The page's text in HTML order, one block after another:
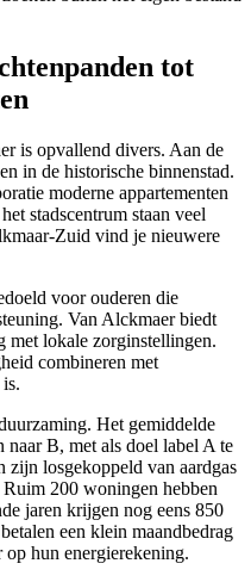
tot
is opvallend divers. Aan de
in de historische binnenstad.
moderne appartementen
stadscentrum staan veel
Zuid vind je nieuwere
voor ouderen die
Van Alckmaer biedt
met lokale zorginstellingen.
combineren met
Het gemiddelde
naar B, met als doel label A te
losgekoppeld van aardgas
200 woningen hebben
jaren krijgen nog eens 850
een klein maandbedrag
op hun energierekening.